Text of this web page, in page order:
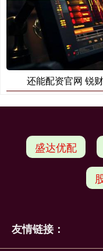
还能配资官网 锐
盛达优配
友情链接：